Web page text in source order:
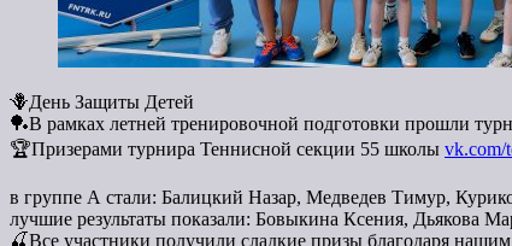
🪻День Защиты Детей
🏓В рамках летней тренировочной подготовки прошли
🏆Призерами турнира Теннисной секции 55 школы vk.com/
в группе А стали: Балицкий Назар, Медведев Тимур,
лучшие результаты показали: Бовыкина Ксения, Дьякова
🍒Все участники получили сладкие призы благодаря